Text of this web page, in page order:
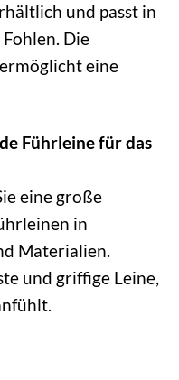
und passt in
Die
eine
Führleine für das
eine große
in
Materialien.
und griffige Leine,